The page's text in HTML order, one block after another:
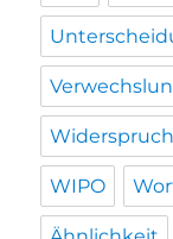
Widerspruch
WIPO